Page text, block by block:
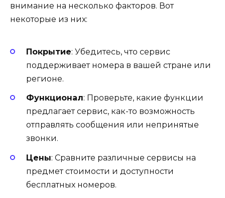
внимание на несколько факторов. Вот
некоторые из них:
Покрытие: Убедитесь, что сервис
поддерживает номера в вашей стране или
регионе.
Функционал: Проверьте, какие функции
предлагает сервис, как-то возможность
отправлять сообщения или непринятые
звонки.
Цены: Сравните различные сервисы на
предмет стоимости и доступности
бесплатных номеров.